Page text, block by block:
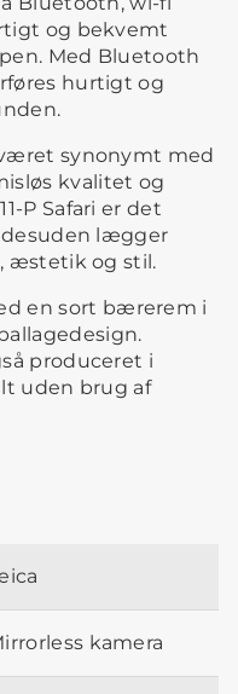
og bekvemt
Med Bluetooth
hurtigt og
synonymt med
kvalitet og
P Safari er det
desuden lægger
æstetik og stil.
en sort bærerem i
produceret i
uden brug af
kamera